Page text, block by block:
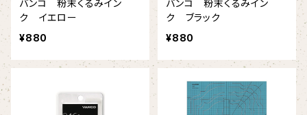
バンコ 粉末くるみイン
ク イエロー
¥880
バンコ 粉末くるみイン
ク ブラック
¥880